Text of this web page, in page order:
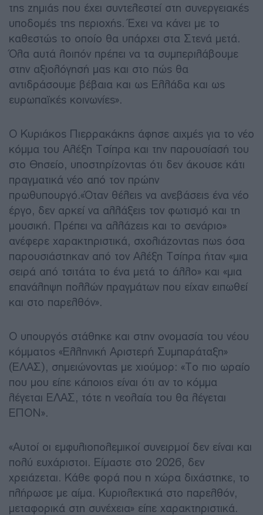
της ζημιάς που έχει συντελεστεί στη συνεργειακές
υποδομές της περιοχής. Έχει να κάνει με το
καθεστώς το οποίο θα υπάρχει στα Στενά μετά.
Όλα αυτά λοιπόν πρέπει να τα συμπεριλάβουμε
στην αξιολόγησή μας και στο πώς θα
αντιδράσουμε βέβαια και ως Ελλάδα και ως
ευρωπαϊκές κοινωνίες».
Ο Κυριάκος Πιερρακάκης άφησε αιχμές για το νέο
κόμμα του Αλέξη Τσίπρα και την παρουσίασή του
στο Θησείο, υποστηρίζοντας ότι δεν άκουσε κάτι
πραγματικά νέο από τον πρώην
πρωθυπουργό.«Όταν θέλεις να ανεβάσεις ένα νέο
έργο, δεν αρκεί να αλλάξεις τον φωτισμό και τη
μουσική. Πρέπει να αλλάζεις και το σενάριο»
ανέφερε χαρακτηριστικά, σχολιάζοντας πως όσα
παρουσιάστηκαν από τον Αλέξη Τσίπρα ήταν «μια
σειρά από τσιτάτα το ένα μετά το άλλο» και «μια
επανάληψη πολλών πραγμάτων που είχαν ειπωθεί
και στο παρελθόν».
Ο υπουργός στάθηκε και στην ονομασία του νέου
κόμματος «Ελληνική Αριστερή Συμπαράταξη»
(ΕΛΑΣ), σημειώνοντας με χιούμορ: «Το πιο ωραίο
που μου είπε κάποιος είναι ότι αν το κόμμα
λέγεται ΕΛΑΣ, τότε η νεολαία του θα λέγεται
ΕΠΟΝ».
«Αυτοί οι εμφυλιοπολεμικοί συνειρμοί δεν είναι και
πολύ ευχάριστοι. Είμαστε στο 2026, δεν
χρειάζεται. Κάθε φορά που η χώρα διχάστηκε, το
πλήρωσε με αίμα. Κυριολεκτικά στο παρελθόν,
μεταφορικά στη συνέχεια» είπε χαρακτηριστικά.